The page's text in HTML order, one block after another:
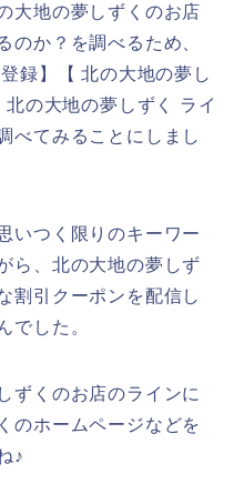
大地の夢しずくのお店
のか？を調べるため、
録】【 北の大地の夢し
の大地の夢しずく ライ
べてみることにしまし
いつく限りのキーワー
ら、北の大地の夢しず
割引クーポンを配信し
でした。
ずくのお店のラインに
のホームページなどを
♪